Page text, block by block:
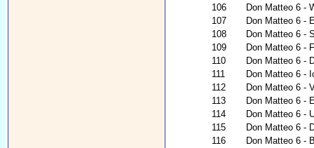
106
Don Matteo 6 -
107
Don Matteo 6 -
108
Don Matteo 6 -
109
Don Matteo 6 -
110
Don Matteo 6 -
111
Don Matteo 6 -
112
Don Matteo 6 -
113
Don Matteo 6 -
114
Don Matteo 6 -
115
Don Matteo 6 -
116
Don Matteo 6 -